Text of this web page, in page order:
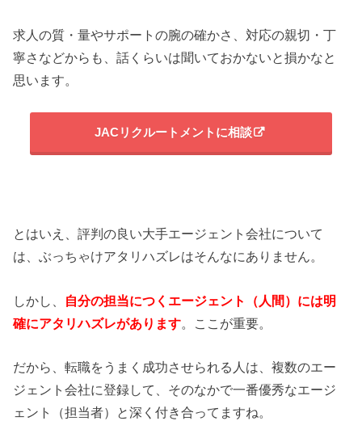
求人の質・量やサポートの腕の確かさ、対応の親切・丁
寧さなどからも、話くらいは聞いておかないと損かなと
思います。
JACリクルートメントに相談
とはいえ、評判の良い大手エージェント会社について
は、ぶっちゃけアタリハズレはそんなにありません。
しかし、 自分の担当につくエージェント（人間）には明
確にアタリハズレがあります。ここが重要。
だから、転職をうまく成功させられる人は、複数のエー
ジェント会社に登録して、そのなかで一番優秀なエージ
ェント（担当者）と深く付き合ってますね。